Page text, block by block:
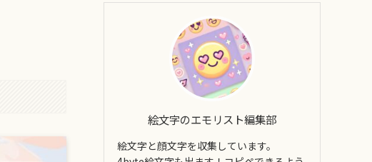
絵文字のエモリスト編集部
絵文字と顔文字を収集しています。